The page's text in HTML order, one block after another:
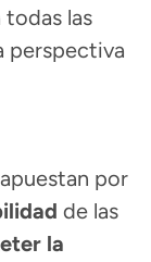
todas las
perspectiva
por
de las
la